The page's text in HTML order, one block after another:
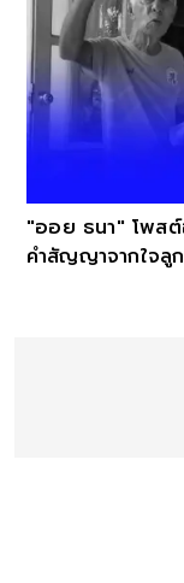
"ออย ธนา" โพส
คำสัญญาจากใจลูก